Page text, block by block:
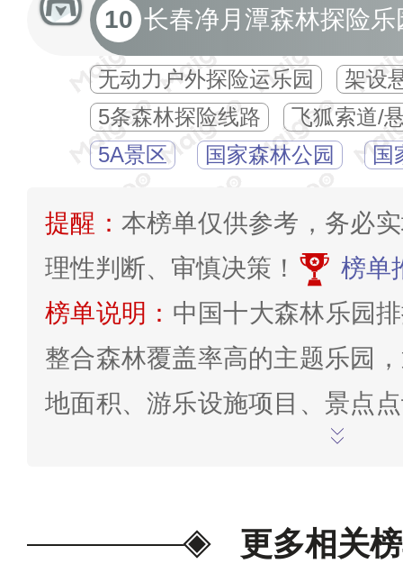
10 长春净月潭森林探险乐
无动力户外探险运乐园
架设
5条森林探险线路
飞狐索道/
5A景区
国家森林公园 国
提醒： 本榜单仅供参考，务必
理性判断、审慎决策！
榜单
榜单说明： 中国十大森林乐园
整合森林覆盖率高的主题乐园
地面积、游乐设施项目、景点
分情况、观赏娱乐价值、最美
大排行情况等多项指标综合判
更多相关